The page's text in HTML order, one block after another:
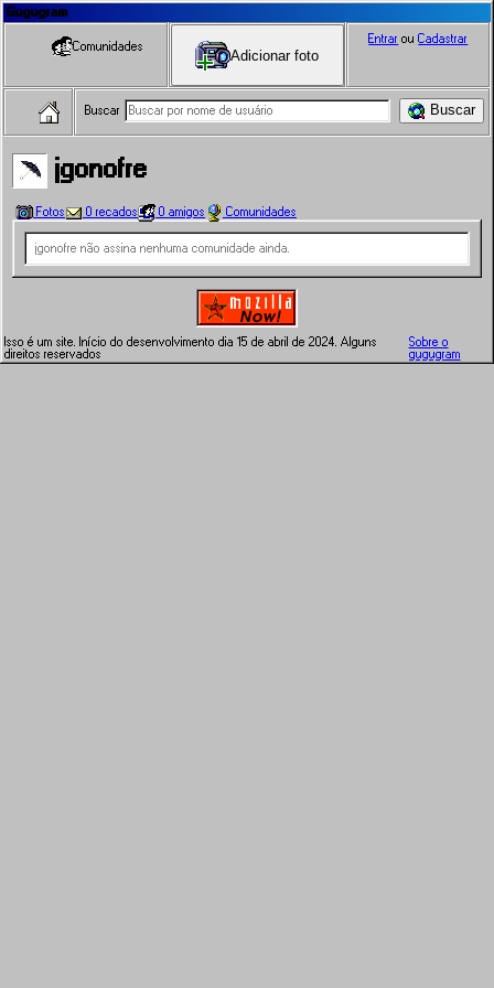
Gugugram
Comunidades
Adicionar foto
Buscar Buscar
Entrar ou Cadastrar
jgonofre
Fotos 0 recados 0 amigos Comunidades
jgonofre não assina nenhuma comunidade ainda.
Isso é um site. Início do desenvolvimento dia 15 de abril de 2024. Alguns
direitos reservados
Sobre o
gugugram